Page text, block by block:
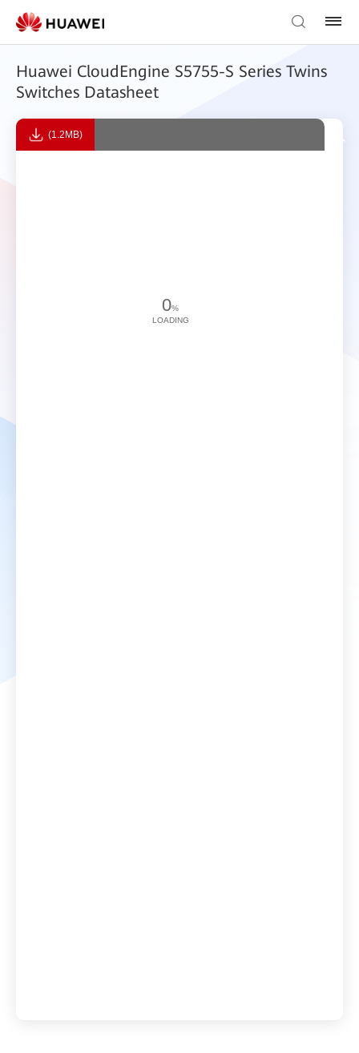
Huawei CloudEngine S5755-S Series Twins
Switches Datasheet
(1.2MB)
0%
LOADING